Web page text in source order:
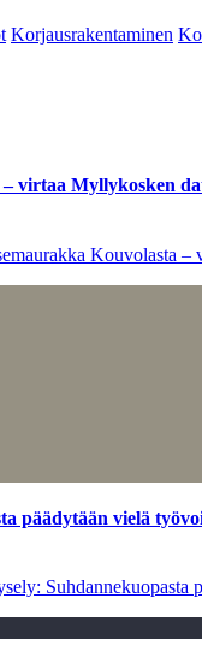
Korjausrakentaminen
virtaa Myllykosken
Kouvolasta
päädytään vielä
Suhdannekuopasta